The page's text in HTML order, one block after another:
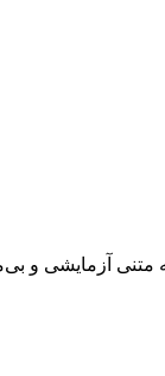
متنی آزمایشی